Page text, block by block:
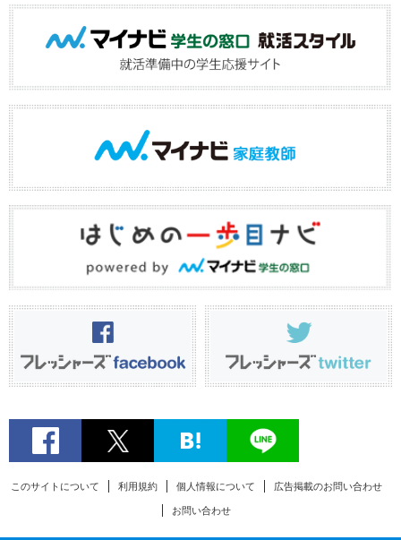
このサイトについて 利用規約 個人情報について 広告掲載のお問い合わせ
お問い合わせ